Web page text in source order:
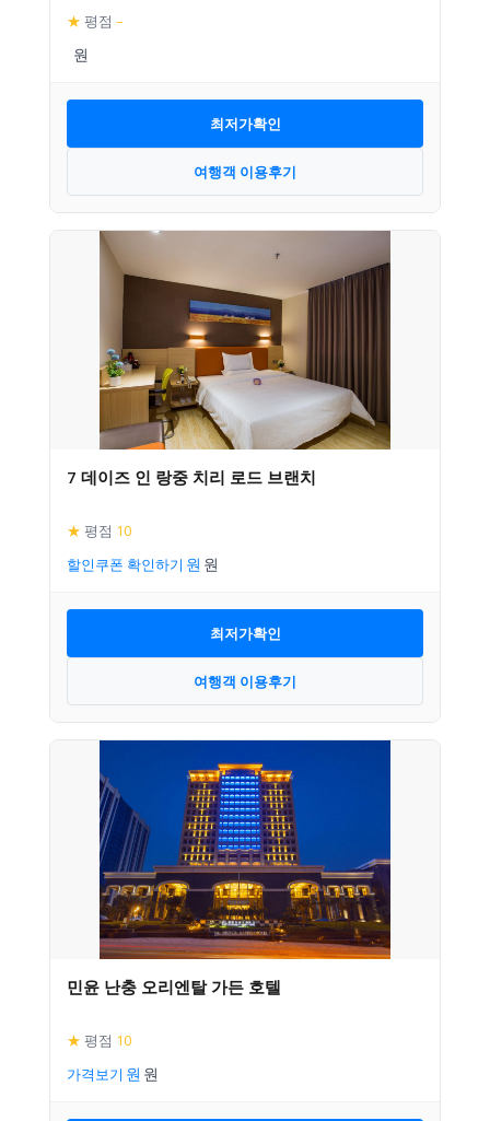
★ 평점 –
최저가확인
여행객 이용후기
7 데이즈 인 랑중 치리 로드 브랜치
★ 평점 10
할인쿠폰 확인하기
최저가확인
여행객 이용후기
민윤 난충 오리엔탈 가든 호텔
★ 평점 10
가격보기